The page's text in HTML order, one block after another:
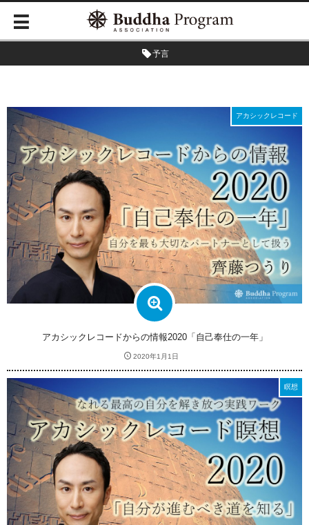
予言
アカシックレコードからの情報2020「自己奉仕の一年」
2020年1月1日
アカシックレコード
瞑想